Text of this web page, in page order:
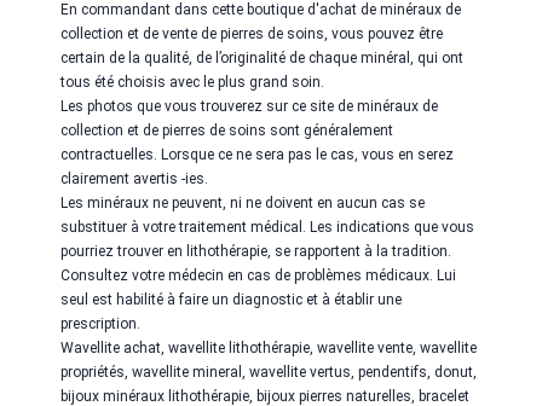
En commandant dans cette boutique d'achat de minéraux de
collection et de vente de pierres de soins, vous pouvez être
certain de la qualité, de l’originalité de chaque minéral, qui ont
tous été choisis avec le plus grand soin.
Les photos que vous trouverez sur ce site de minéraux de
collection et de pierres de soins sont généralement
contractuelles. Lorsque ce ne sera pas le cas, vous en serez
clairement avertis -ies.
Les minéraux ne peuvent, ni ne doivent en aucun cas se
substituer à votre traitement médical. Les indications que vous
pourriez trouver en lithothérapie, se rapportent à la tradition.
Consultez votre médecin en cas de problèmes médicaux. Lui
seul est habilité à faire un diagnostic et à établir une
prescription.
Wavellite achat, wavellite lithothérapie, wavellite vente, wavellite
propriétés, wavellite mineral, wavellite vertus, pendentifs, donut,
bijoux minéraux lithothérapie, bijoux pierres naturelles, bracelet